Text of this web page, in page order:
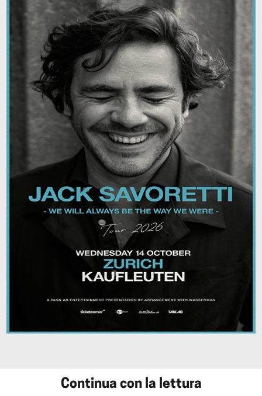
Continua con la lettura